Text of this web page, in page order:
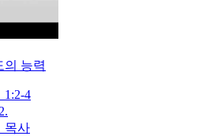
의 능력
1:2-4
목사